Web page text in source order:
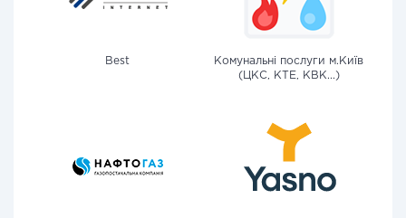
Best
Комунальні послуги м.Київ
(ЦКС, КТЕ, КВК...)